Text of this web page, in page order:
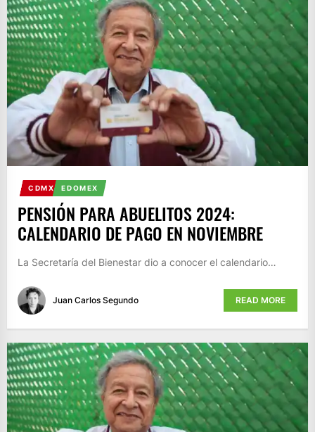
CDMX EDOMEX
PENSIÓN PARA ABUELITOS 2024:
CALENDARIO DE PAGO EN NOVIEMBRE
La Secretaría del Bienestar dio a conocer el calendario…
Juan Carlos Segundo READ MORE